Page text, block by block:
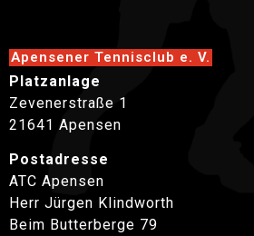
Apensener Tennisclub e. V.
Platzanlage
Zevenerstraße 1
21641 Apensen
Postadresse
ATC Apensen
Herr Jürgen Klindworth
Beim Butterberge 79